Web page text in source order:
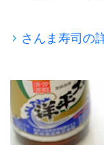
さんま寿司の